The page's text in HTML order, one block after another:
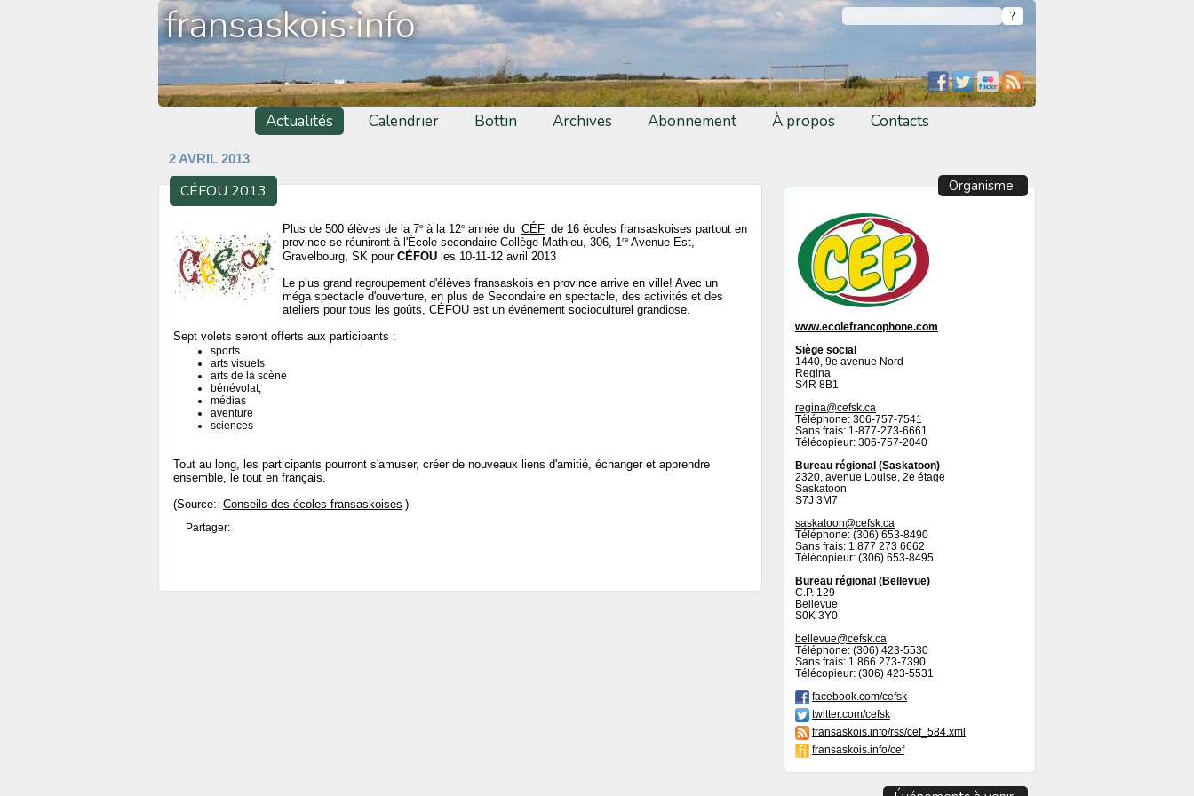
fransaskois·info
Actualités Calendrier Bottin Archives Abonnement À propos Contacts
2 AVRIL 2013
CÉFOU 2013
Plus de 500 élèves de la 7e à la 12e année du CÉF de 16 écoles fransaskoises partout en
province se réuniront à l'École secondaire Collège Mathieu, 306, 1re Avenue Est,
Gravelbourg, SK pour CÉFOU les 10-11-12 avril 2013
Le plus grand regroupement d'élèves fransaskois en province arrive en ville! Avec un
méga spectacle d'ouverture, en plus de Secondaire en spectacle, des activités et des
ateliers pour tous les goûts, CÉFOU est un événement socioculturel grandiose.
Sept volets seront offerts aux participants :
sports
arts visuels
arts de la scène
bénévolat,
médias
aventure
sciences
Tout au long, les participants pourront s'amuser, créer de nouveaux liens d'amitié, échanger et apprendre
ensemble, le tout en français.
(Source: Conseils des écoles fransaskoises )
Partager:
Organisme
www.ecolefrancophone.com
Siège social
1440, 9e avenue Nord
Regina
S4R 8B1
regina@cefsk.ca
Téléphone: 306-757-7541
Sans frais: 1-877-273-6661
Télécopieur: 306-757-2040
Bureau régional (Saskatoon)
2320, avenue Louise, 2e étage
Saskatoon
S7J 3M7
saskatoon@cefsk.ca
Téléphone: (306) 653-8490
Sans frais: 1 877 273 6662
Télécopieur: (306) 653-8495
Bureau régional (Bellevue)
C.P. 129
Bellevue
S0K 3Y0
bellevue@cefsk.ca
Téléphone: (306) 423-5530
Sans frais: 1 866 273-7390
Télécopieur: (306) 423-5531
facebook.com/cefsk
twitter.com/cefsk
fransaskois.info/rss/cef_584.xml
fransaskois.info/cef